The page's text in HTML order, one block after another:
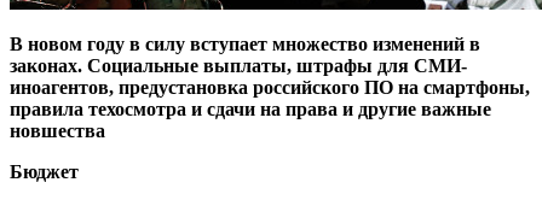
В новом году в силу вступает множество изменений в
законах. Социальные выплаты, штрафы для СМИ-
иноагентов, предустановка российского ПО на смартфоны,
правила техосмотра и сдачи на права и другие важные
новшества
Бюджет